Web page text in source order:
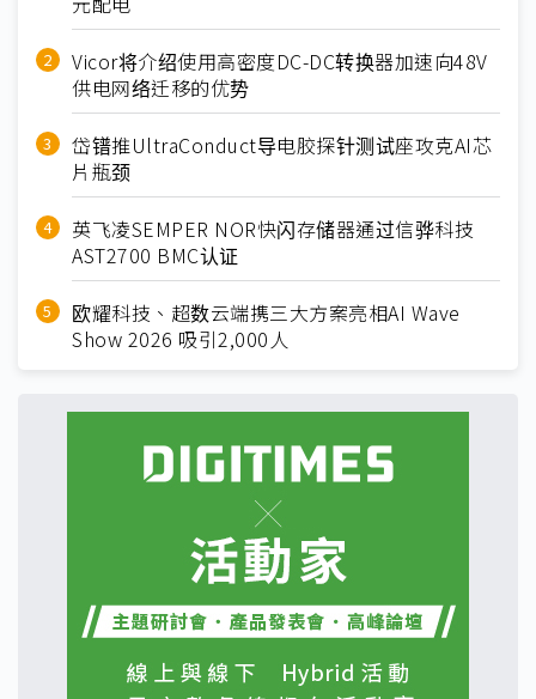
Vicor将介绍使用高密度DC-DC转换器加速向48V
供电网络迁移的优势
岱镨推UltraConduct导电胶探针测试座攻克AI芯
片瓶颈
英飞凌SEMPER NOR快闪存储器通过信骅科技
AST2700 BMC认证
欧耀科技、超数云端携三大方案亮相AI Wave
Show 2026 吸引2,000人